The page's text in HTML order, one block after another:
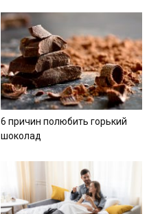
6 причин полюбить горький
шоколад